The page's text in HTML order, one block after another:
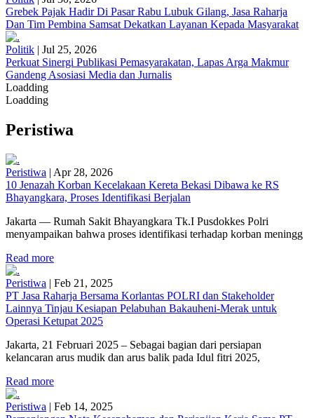
Grebek Pajak Hadir Di Pasar Rabu Lubuk Gilang, Jasa Raharja
Dan Tim Pembina Samsat Dekatkan Layanan Kepada Masyarakat
Politik | Jul 25, 2026
Perkuat Sinergi Publikasi Pemasyarakatan, Lapas Arga Makmur
Gandeng Asosiasi Media dan Jurnalis
Loadding
Loadding
Peristiwa
Peristiwa | Apr 28, 2026
10 Jenazah Korban Kecelakaan Kereta Bekasi Dibawa ke RS
Bhayangkara, Proses Identifikasi Berjalan
Jakarta — Rumah Sakit Bhayangkara Tk.I Pusdokkes Polri
menyampaikan bahwa proses identifikasi terhadap korban meningg
Read more
Peristiwa | Feb 21, 2025
PT Jasa Raharja Bersama Korlantas POLRI dan Stakeholder
Lainnya Tinjau Kesiapan Pelabuhan Bakauheni-Merak untuk
Operasi Ketupat 2025
Jakarta, 21 Februari 2025 – Sebagai bagian dari persiapan
kelancaran arus mudik dan arus balik pada Idul fitri 2025,
Read more
Peristiwa | Feb 14, 2025